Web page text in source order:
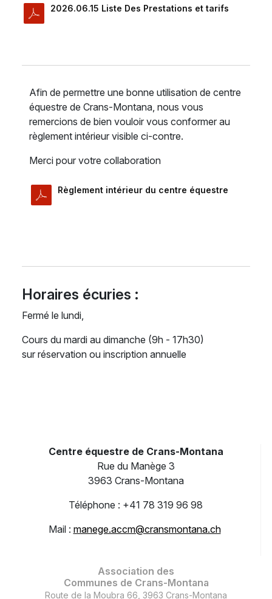
2026.06.15 Liste Des Prestations et tarifs
Afin de permettre une bonne utilisation de centre
équestre de Crans-Montana, nous vous
remercions de bien vouloir vous conformer au
règlement intérieur visible ci-contre.
Merci pour votre collaboration
Règlement intérieur du centre équestre
Horaires écuries :
Fermé le lundi,
Cours du mardi au dimanche (9h - 17h30)
sur réservation ou inscription annuelle
Centre équestre de Crans-Montana
Rue du Manège 3
3963 Crans-Montana
Téléphone : +41 78 319 96 98
Mail : manege.accm@cransmontana.ch
Association des
Communes de Crans-Montana
Route de la Moubra 66, 3963 Crans-Montana